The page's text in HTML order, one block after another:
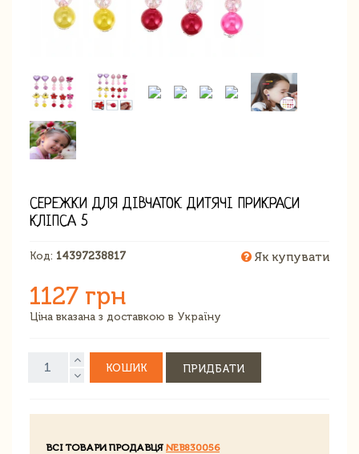
СЕРЕЖКИ ДЛЯ ДІВЧАТОК ДИТЯЧІ ПРИКРАСИ
КЛІПСА 5
Код: 14397238817 Як купувати
1127 грн
Ціна вказана з доставкою в Україну
КОШИК ПРИДБАТИ
ВСІ ТОВАРИ ПРОДАВЦЯ NEB830056